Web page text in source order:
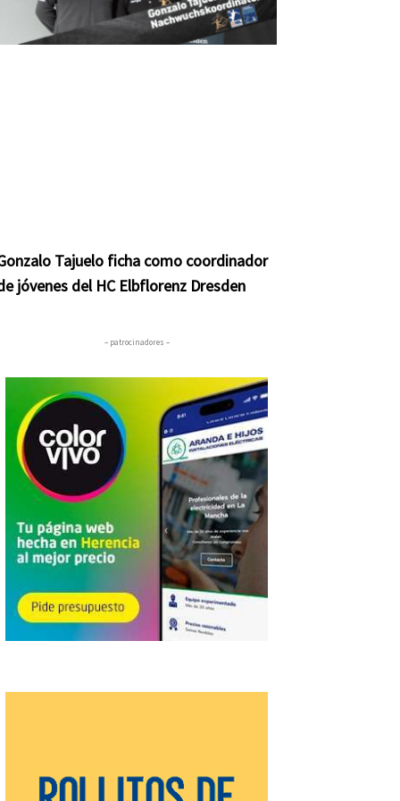
Tajuelo ficha como coordinador
jóvenes del HC Elbflorenz Dresden
– patrocinadores –